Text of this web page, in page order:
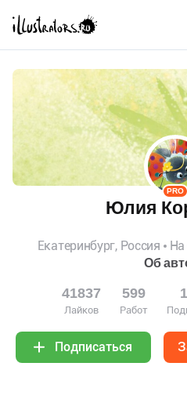
PRO
Юлия
Екатеринбург, Россия
На
Об
41837
Лайков
599
Работ
Подписаться